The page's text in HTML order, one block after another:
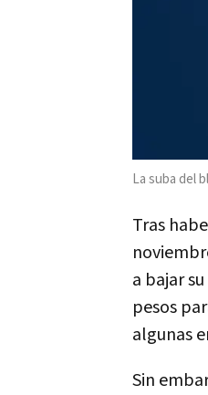
La suba del
Tras
a bajar
pesos
algunas
Sin